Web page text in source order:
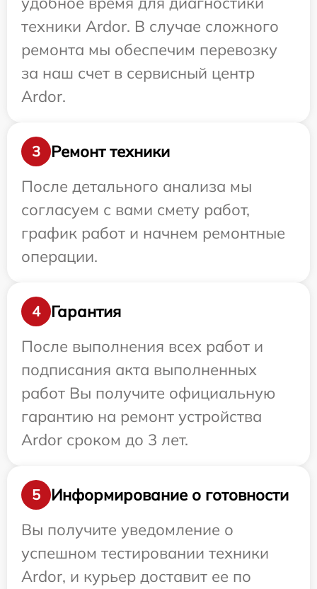
техники Ardor. В случае сложного
ремонта мы обеспечим перевозку
за наш счет в сервисный центр
Ardor.
3
Ремонт техники
После детального анализа мы
согласуем с вами смету работ,
график работ и начнем ремонтные
операции.
4
Гарантия
После выполнения всех работ и
подписания акта выполненных
работ Вы получите официальную
гарантию на ремонт устройства
Ardor сроком до 3 лет.
5
Информирование о готовности
Вы получите уведомление о
успешном тестировании техники
Ardor, и курьер доставит ее по